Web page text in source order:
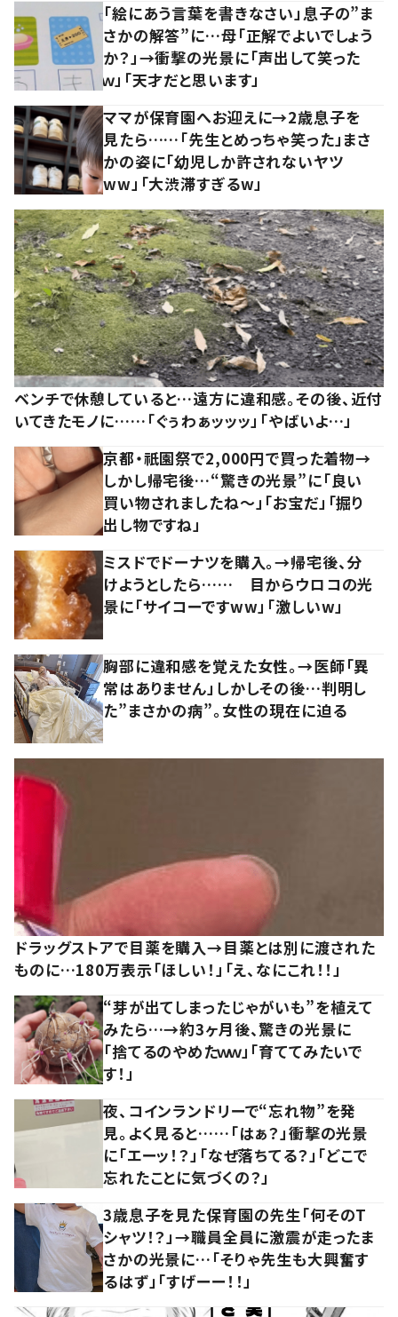
「絵にあう言葉を書きなさい」息子の”ま
さかの解答”に…母「正解でよいでしょう
か？」→衝撃の光景に「声出して笑った
ｗ」「天才だと思います」
ママが保育園へお迎えに→2歳息子を
見たら……「先生とめっちゃ笑った」まさ
かの姿に「幼児しか許されないヤツ
ww」「大渋滞すぎるw」
ベンチで休憩していると…遠方に違和感。その後、近付
いてきたモノに……「ぐぅわぁッッッ」「やばいよ…」
京都・祇園祭で2,000円で買った着物→
しかし帰宅後…“驚きの光景”に「良い
買い物されましたね～」「お宝だ」「掘り
出し物ですね」
ミスドでドーナツを購入。→帰宅後、分
けようとしたら…… 目からウロコの光
景に「サイコーですww」「激しいw」
胸部に違和感を覚えた女性。→医師「異
常はありません」しかしその後…判明し
た”まさかの病”。女性の現在に迫る
ドラッグストアで目薬を購入→目薬とは別に渡された
ものに…180万表示「ほしい！」「え、なにこれ！！」
“芽が出てしまったじゃがいも”を植えて
みたら…→約3ヶ月後、驚きの光景に
「捨てるのやめたｗｗ」「育ててみたいで
す！」
夜、コインランドリーで“忘れ物”を発
見。よく見ると……「はぁ？」衝撃の光景
に「エーッ！？」「なぜ落ちてる？」「どこで
忘れたことに気づくの？」
3歳息子を見た保育園の先生「何そのT
シャツ！？」→職員全員に激震が走ったま
さかの光景に…「そりゃ先生も大興奮す
るはず」「すげーー！！」